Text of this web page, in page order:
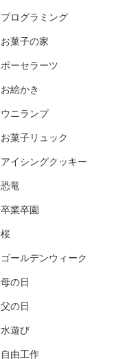
プログラミング
お菓子の家
ポーセラーツ
お絵かき
ウニランプ
お菓子リュック
アイシングクッキー
恐竜
卒業卒園
桜
ゴールデンウィーク
母の日
父の日
水遊び
自由工作